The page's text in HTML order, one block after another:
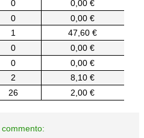
0
0,00 €
0
0,00 €
1
47,60 €
0
0,00 €
0
0,00 €
2
8,10 €
26 2,00 €
commento: